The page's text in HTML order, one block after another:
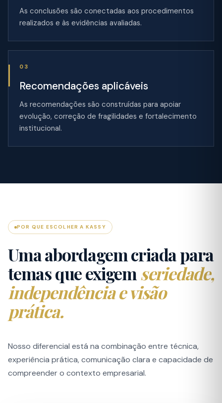
As conclusões são conectadas aos procedimentos
realizados e às evidências avaliadas.
03
Recomendações aplicáveis
As recomendações são construídas para apoiar
evolução, correção de fragilidades e fortalecimento
institucional.
POR QUE ESCOLHER A KASSY
Uma abordagem criada para
temas que exigem seriedade,
independência e visão
prática.
Nosso diferencial está na combinação entre técnica,
experiência prática, comunicação clara e capacidade de
compreender o contexto empresarial.